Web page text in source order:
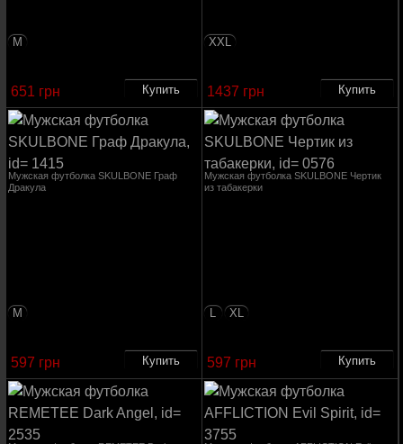
XXL
1437 грн
M
651 грн
Мужская футболка SKULBONE Чертик
из табакерки
L XL
597 грн
Мужская футболка SKULBONE Граф
Дракула
M
597 грн